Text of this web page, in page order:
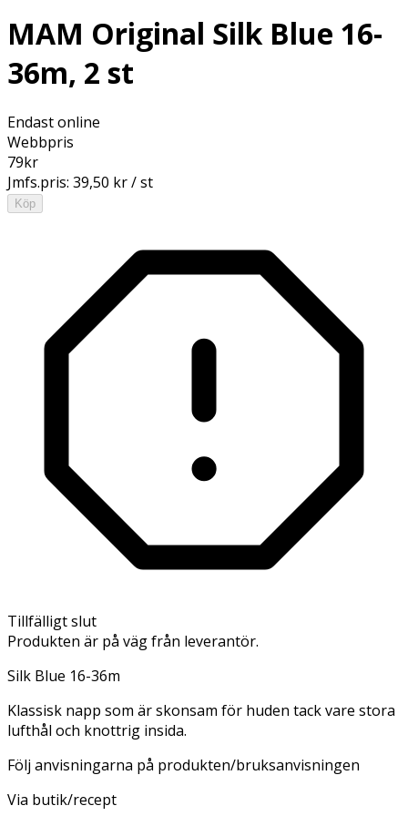
MAM Original Silk Blue 16-
36m, 2 st
Endast online
Webbpris
79kr
Jmfs.pris: 39,50 kr / st
Köp
Tillfälligt slut
Produkten är på väg från leverantör.
Silk Blue 16-36m
Klassisk napp som är skonsam för huden tack vare stora
lufthål och knottrig insida.
Följ anvisningarna på produkten/bruksanvisningen
Via butik/recept